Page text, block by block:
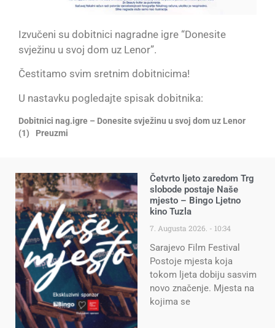
Izvučeni su dobitnici nagradne igre “Donesite
svježinu u svoj dom uz Lenor”.
Čestitamo svim sretnim dobitnicima!
U nastavku pogledajte spisak dobitnika:
Dobitnici nag.igre – Donesite svježinu u svoj dom uz Lenor
(1)
Preuzmi
Četvrto ljeto zaredom Trg
slobode postaje Naše
mjesto – Bingo Ljetno
kino Tuzla
7. Augusta 2026. 10:34
Sarajevo Film Festival
Postoje mjesta koja
tokom ljeta dobiju sasvim
novo značenje. Mjesta na
kojima se